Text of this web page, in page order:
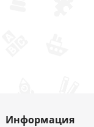
Информация